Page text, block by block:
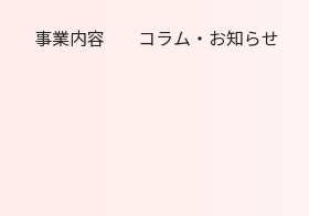
事業内容 コラム・お知らせ